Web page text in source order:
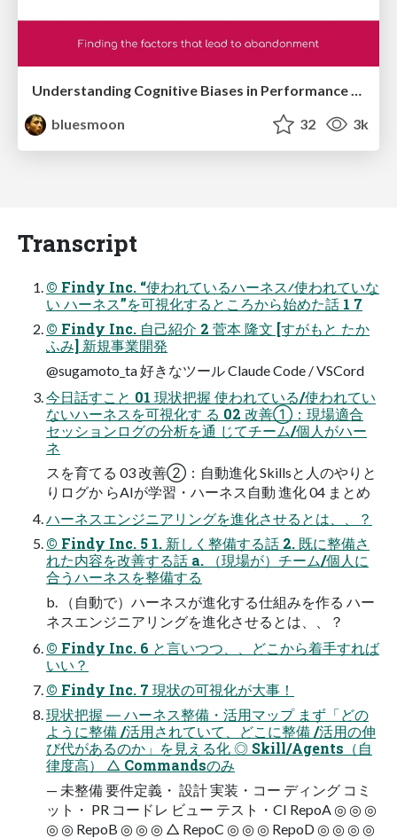
Understanding Cognitive Biases in Performance Measurement
bluesmoon
32 3k
Transcript
© Findy Inc. “使われているハーネス∕使われていな
い ハーネス”を可視化するところから始めた話 1 7
© Findy Inc. ⾃⼰紹介 2 菅本 隆⽂ [すがもと たか
ふみ] 新規事業開発
@sugamoto_ta 好きなツール Claude Code / VSCord
今⽇話すこと 01 現状把握 使われている/使われてい
ないハーネスを可視化す る 02 改善①：現場適合
セッションログの分析を通 じてチーム/個人がハー
ネ
スを育てる 03 改善②：自動進化 Skillsと人のやりと
りログか らAIが学習・ハーネス自動 進化 04 まとめ
ハーネスエンジニアリングを進化させるとは、、？
© Findy Inc. 5 1. 新しく整備する話 2. 既に整備さ
れた内容を改善する話 a. （現場が）チーム/個⼈に
合うハーネスを整備する
b. （⾃動で）ハーネスが進化する仕組みを作る ハー
ネスエンジニアリングを進化させるとは、、？
© Findy Inc. 6 と⾔いつつ、、どこから着⼿すれば
いい？
© Findy Inc. 7 現状の可視化が⼤事！
現状把握 ― ハーネス整備・活用マップ まず「どの
ように整備 /活用されていて、どこに整備 /活用の伸
び代があるのか」を見える化 ◎ Skill/Agents（自
律度高） △ Commandsのみ
— 未整備 要件定義・ 設計 実装・コー ディング コミ
ット・ PR コードレ ビュー テスト・CI RepoA ◎ ◎ ◎
◎ ◎ RepoB ◎ ◎ ◎ △ RepoC ◎ ◎ ◎ RepoD ◎ ◎ ◎ ◎